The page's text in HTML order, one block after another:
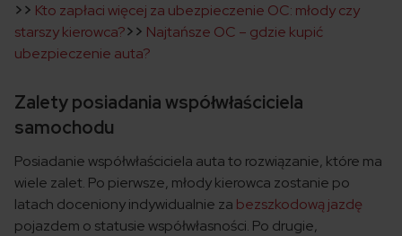
>> Kto zapłaci więcej za ubezpieczenie OC: młody czy
starszy kierowca?>> Najtańsze OC – gdzie kupić
ubezpieczenie auta?
Zalety posiadania współwłaściciela
samochodu
Posiadanie współwłaściciela auta to rozwiązanie, które ma
wiele zalet. Po pierwsze, młody kierowca zostanie po
latach doceniony indywidualnie za bezszkodową jazdę
pojazdem o statusie współwłasności. Po drugie,